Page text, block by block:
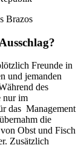
Brazos
Freunde in
und jemanden
des
nur im
das Management
die
Obst und Fisch
Zusätzlich